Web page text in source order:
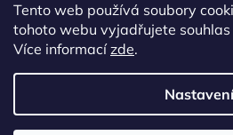
Tento web používá soubory
tohoto webu vyjadřujete souhlas
Více informacízde.
Nastavení
Vytvořil
Copyright 2026
vyhrazena.
Podmínky ochrany osobních údajů
Reklamace